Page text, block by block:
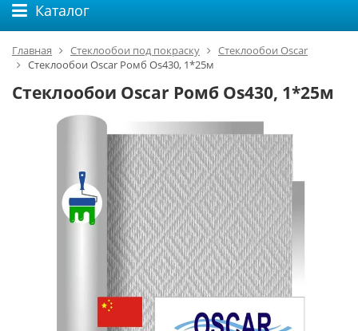
Каталог
Главная Стеклообои под покраску
Стеклообои Oscar
Стеклообои Oscar Ромб Os430, 1*25м
Стеклообои Oscar Ромб Os430, 1*25м